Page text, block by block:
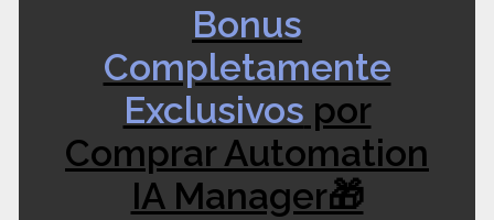
Bonus
Completamente
Exclusivos por
Comprar Automation
IA Manager🎁​